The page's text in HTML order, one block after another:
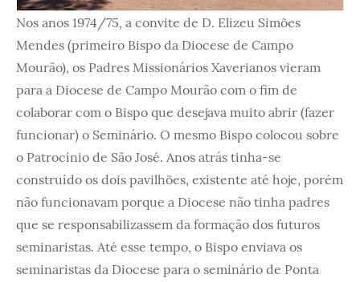
Nos anos 1974/75, a convite de D. Elizeu Simões
Mendes (primeiro Bispo da Diocese de Campo
Mourão), os Padres Missionários Xaverianos vieram
para a Diocese de Campo Mourão com o fim de
colaborar com o Bispo que desejava muito abrir (fazer
funcionar) o Seminário. O mesmo Bispo colocou sobre
o Patrocínio de São José. Anos atrás tinha-se
construído os dois pavilhões, existente até hoje, porém
não funcionavam porque a Diocese não tinha padres
que se responsabilizassem da formação dos futuros
seminaristas. Até esse tempo, o Bispo enviava os
seminaristas da Diocese para o seminário de Ponta